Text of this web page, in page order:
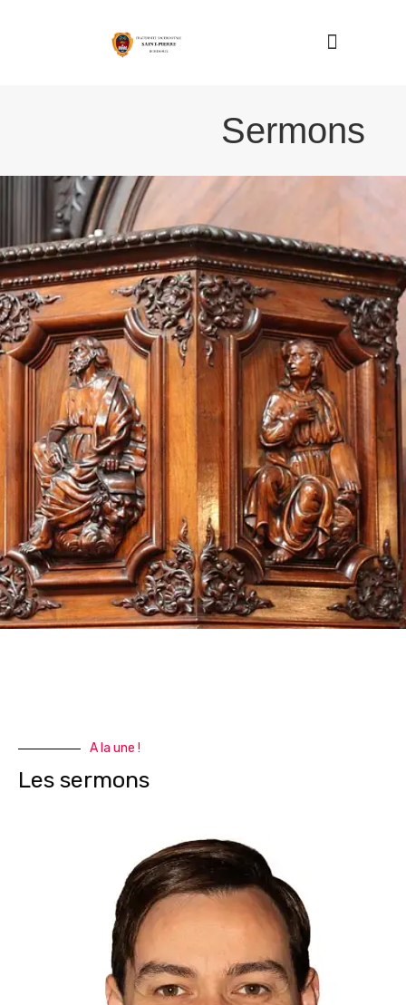
Sermons
A la une !
Les sermons